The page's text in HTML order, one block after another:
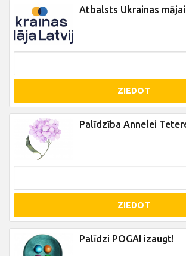
Atbalsts Ukrainas
ZIEDOT
Palīdzība Annelei
ZIEDOT
Palīdzi POGAI izaugt!